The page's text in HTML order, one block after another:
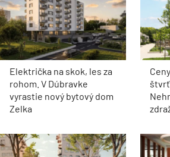
Električka na skok, les za
rohom. V Dúbravke
vyrastie nový bytový dom
Zelka